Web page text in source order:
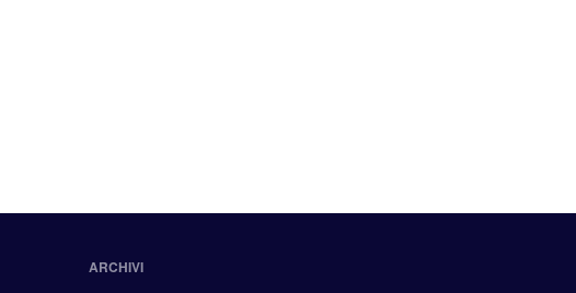
ARCHIVI